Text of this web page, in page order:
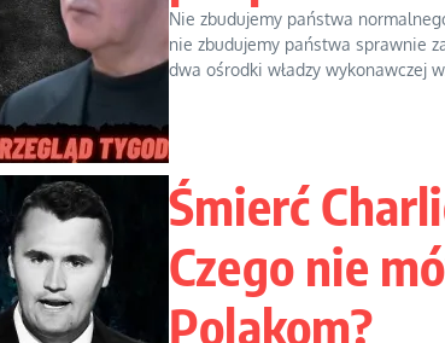
Nie zbudujemy państwa
nie zbudujemy państwa sprawnie
dwa ośrodki władzy wykonawczej
Śmierć
Czego nie
Polakom?